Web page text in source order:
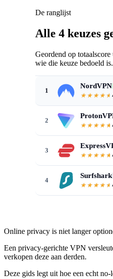
De ranglijst
Alle 4 keuzes
Geordend op
wie die keuze bedoeld is.
1
NordVPN
2
3
4
Surfshark
Online privacy is niet langer
Een privacy-gerichte VPN
verkopen deze aan derden.
Deze gids legt uit hoe een echt